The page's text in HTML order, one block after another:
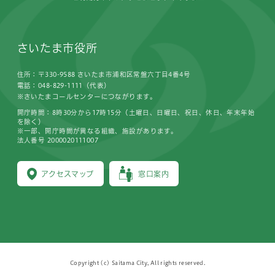
さいたま市役所
住所：〒330-9588 さいたま市浦和区常盤六丁目4番4号
電話：048-829-1111（代表）
※さいたまコールセンターにつながります。
アクセスマップ 窓口案内
開庁時間：8時30分から17時15分（土曜日、日曜日、祝日、休日、年末年始
を除く）
※一部、開庁時間が異なる組織、施設があります。
法人番号 2000020111007
Copyright (c) Saitama City, All rights reserved.